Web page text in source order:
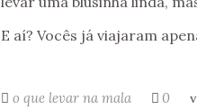
E aí? Vocês já viajaram
o que levar na mala 0